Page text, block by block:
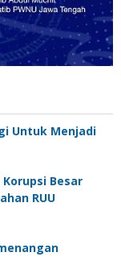
Untuk Menjadi
Besar
RUU